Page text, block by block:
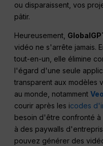
ou disparaissent, vos
pâtir.
Heureusement,
vidéo ne s'arrête jamais.
tout-en-un, elle élimine
l'égard d'une seule
transparent aux modèles
au monde, notamment
courir après les icodes
besoin d'être confronté
à des paywalls
pouvez générer des